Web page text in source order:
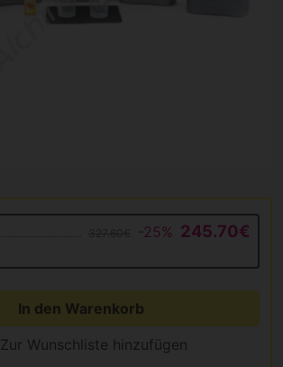
-25% 245.70€
In den Warenkorb
Zur Wunschliste hinzufügen